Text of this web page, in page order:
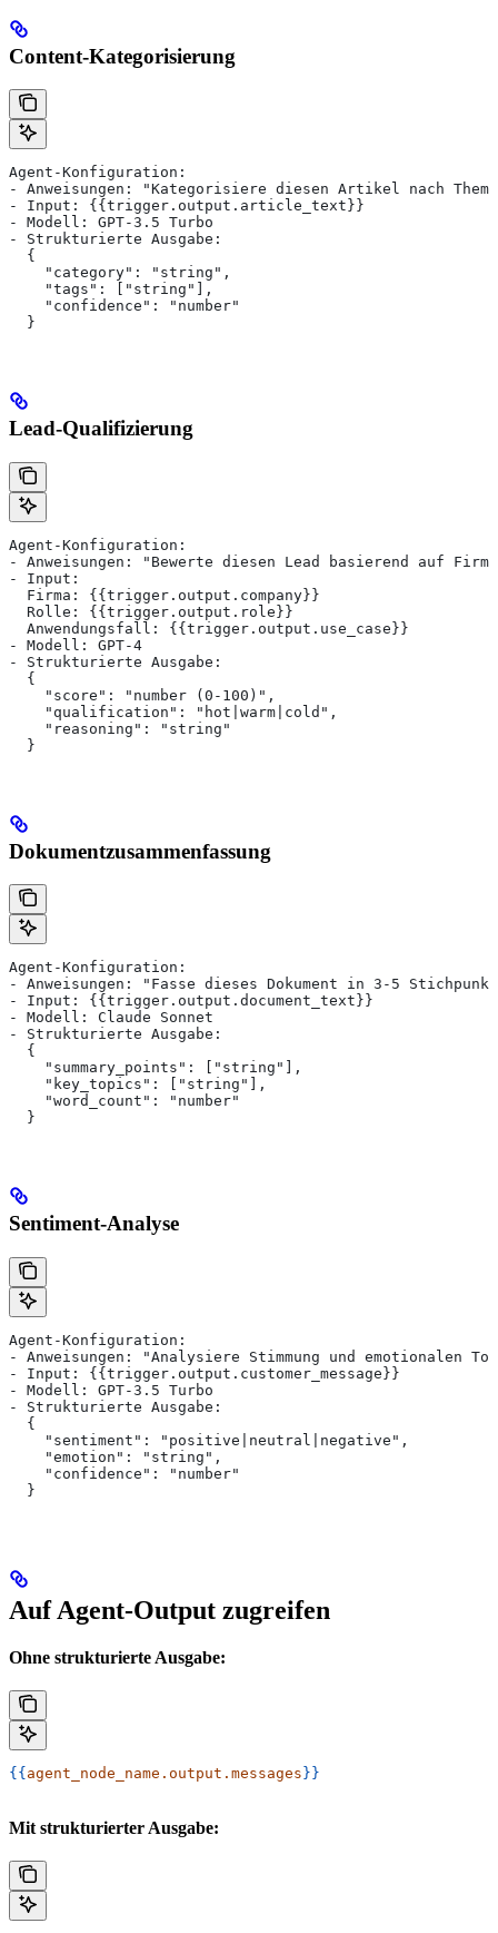
Content-Kategorisierung
Agent-Konfiguration:
- Anweisungen: "Kategorisiere diesen Artikel nach
- Input: {{trigger.output.article_text}}
- Modell: GPT-3.5 Turbo
- Strukturierte Ausgabe:
  {
    "category": "string",
    "tags": ["string"],
    "confidence": "number"
  }
Lead-Qualifizierung
Agent-Konfiguration:
- Anweisungen: "Bewerte diesen Lead basierend auf
- Input:
  Firma: {{trigger.output.company}}
  Rolle: {{trigger.output.role}}
  Anwendungsfall: {{trigger.output.use_case}}
- Modell: GPT-4
- Strukturierte Ausgabe:
  {
    "score": "number (0-100)",
    "qualification": "hot|warm|cold",
    "reasoning": "string"
  }
Dokumentzusammenfassung
Agent-Konfiguration:
- Anweisungen: "Fasse dieses Dokument in 3-5
- Input: {{trigger.output.document_text}}
- Modell: Claude Sonnet
- Strukturierte Ausgabe:
  {
    "summary_points": ["string"],
    "key_topics": ["string"],
    "word_count": "number"
  }
Sentiment-Analyse
Agent-Konfiguration:
- Anweisungen: "Analysiere Stimmung und emotionalen
- Input: {{trigger.output.customer_message}}
- Modell: GPT-3.5 Turbo
- Strukturierte Ausgabe:
  {
    "sentiment": "positive|neutral|negative",
    "emotion": "string",
    "confidence": "number"
  }
Auf Agent-Output zugreifen
Ohne strukturierte Ausgabe:
{{agent_node_name.output.messages}}
Mit strukturierter Ausgabe: